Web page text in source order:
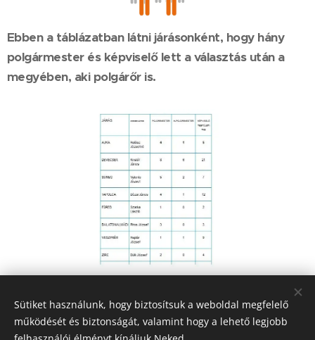
Ebben a táblázatban látni járásonként, hogy hány
polgármester és képviselő lett a választás után a
megyében, aki polgárőr is.
Sütiket használunk, hogy biztosítsuk a weboldal megfelelő
működését és biztonságát, valamint hogy a lehető legjobb